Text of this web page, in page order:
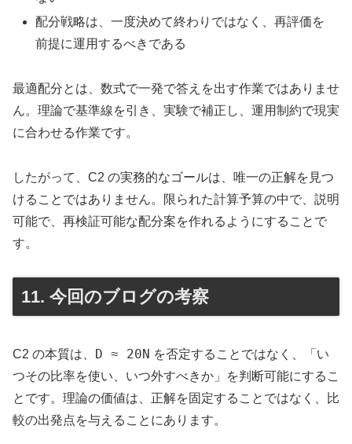
配分戦略は、一度決めて終わりではなく、再評価を
前提に運用するべきである
最適配分とは、数式で一発で答えを出す作業ではありませ
ん。理論で基準線を引き、実験で補正し、運用制約で現実
に合わせる作業です。
したがって、C2 の実務的なゴールは、唯一の正解を見つ
けることではありません。限られた計算予算の中で、説明
可能で、再検証可能な配分案を作れるようにすることで
す。
11. 今回のブログの考察
C2 の本質は、 D ≈ 20N を否定することではなく、「い
つその比率を使い、いつ外すべきか」を判断可能にするこ
とです。理論の価値は、正解を固定することではなく、比
較の出発点を与えることにあります。